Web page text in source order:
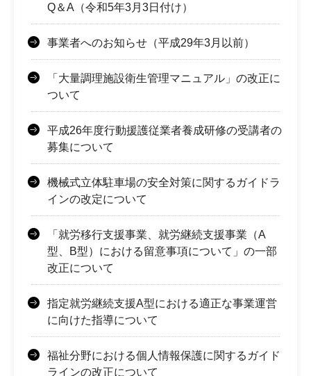
Q＆A（令和5年3月3日付け）
事業者へのお知らせ（平成29年3月以前）
「大量調理施設衛生管理マニュアル」の改正に
ついて
平成26年度行動援護従業者養成研修の受講者の
募集について
機械式立体駐車場の安全対策に関するガイドラ
インの改定について
「就労移行支援事業、就労継続支援事業（A
型、B型）における留意事項について」の一部
改正について
指定就労継続支援A型における適正な事業運営
に向けた指導について
福祉分野における個人情報保護に関するガイド
ラインの改正について